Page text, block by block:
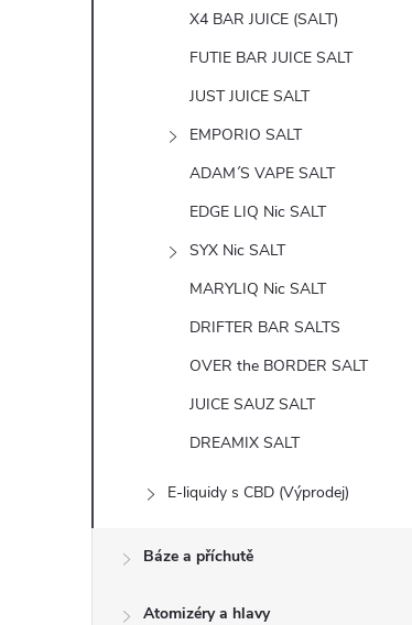
X4 BAR JUICE (SALT)
FUTIE BAR JUICE SALT
JUST JUICE SALT
EMPORIO SALT
ADAM´S VAPE SALT
EDGE LIQ Nic SALT
SYX Nic SALT
MARYLIQ Nic SALT
DRIFTER BAR SALTS
OVER the BORDER SALT
JUICE SAUZ SALT
DREAMIX SALT
E-liquidy s CBD (Výprodej)
Báze a příchutě
Atomizéry a hlavy